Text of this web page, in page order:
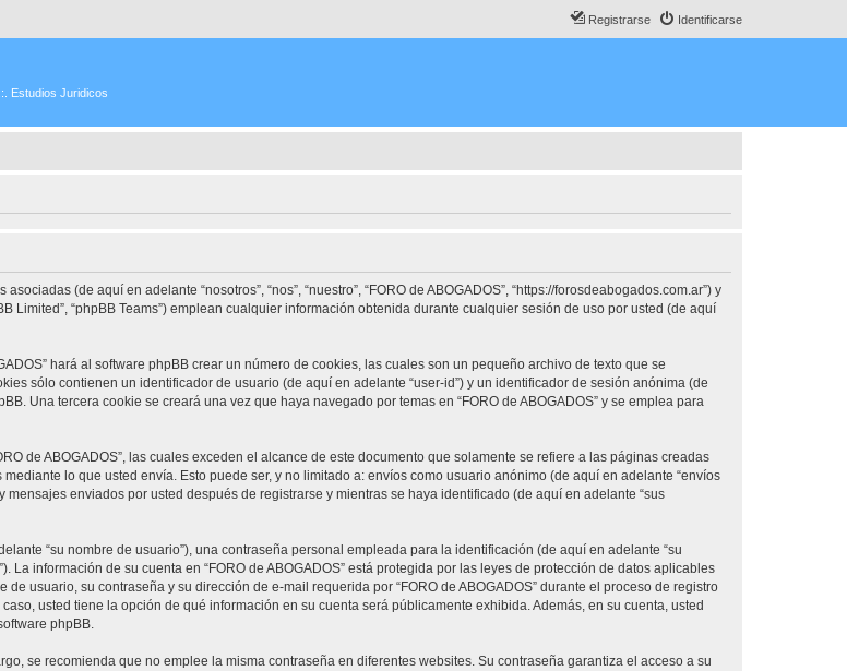
Identificarse
Registrarse
Estudios Juridicos
(de aquí en adelante “nosotros”, “nos”, “nuestro”, “FORO de ABOGADOS”, “https://forosdeabogados.com.ar”) y
Limited”, “phpBB Teams”) emplean cualquier información obtenida durante cualquier sesión de uso por usted (de aquí
hará al software phpBB crear un número de cookies, las cuales son un pequeño archivo de texto que se
sólo contienen un identificador de usuario (de aquí en adelante “user-id”) y un identificador de sesión anónima (de
Una tercera cookie se creará una vez que haya navegado por temas en “FORO de ABOGADOS” y se emplea para
de ABOGADOS”, las cuales exceden el alcance de este documento que solamente se refiere a las páginas creadas
lo que usted envía. Esto puede ser, y no limitado a: envíos como usuario anónimo (de aquí en adelante “envíos
mensajes enviados por usted después de registrarse y mientras se haya identificado (de aquí en adelante “sus
“su nombre de usuario”), una contraseña personal empleada para la identificación (de aquí en adelante “su
información de su cuenta en “FORO de ABOGADOS” está protegida por las leyes de protección de datos aplicables
usuario, su contraseña y su dirección de e-mail requerida por “FORO de ABOGADOS” durante el proceso de registro
usted tiene la opción de qué información en su cuenta será públicamente exhibida. Además, en su cuenta, usted
phpBB.
se recomienda que no emplee la misma contraseña en diferentes websites. Su contraseña garantiza el acceso a su